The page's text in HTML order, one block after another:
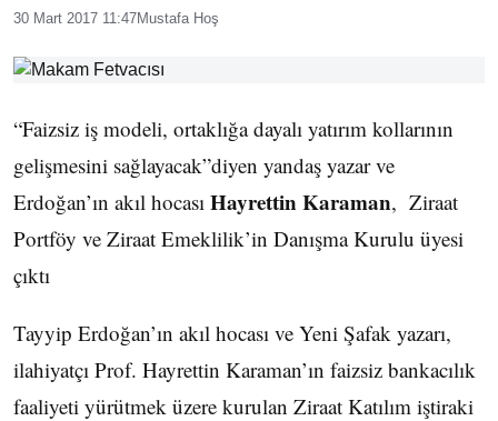
30 Mart 2017 11:47Mustafa Hoş
“Faizsiz iş modeli, ortaklığa dayalı yatırım kollarının
gelişmesini sağlayacak”diyen yandaş yazar ve
Erdoğan’ın akıl hocası Hayrettin Karaman, Ziraat
Portföy ve Ziraat Emeklilik’in Danışma Kurulu üyesi
çıktı
Tayyip Erdoğan’ın akıl hocası ve Yeni Şafak yazarı,
ilahiyatçı Prof. Hayrettin Karaman’ın faizsiz bankacılık
faaliyeti yürütmek üzere kurulan Ziraat Katılım iştiraki